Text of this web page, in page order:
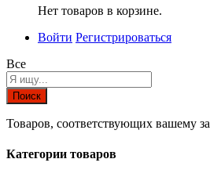
Нет товаров в корзине.
Войти Регистрироваться
Все
Поиск
Товаров, соответствующих вашему
Категории товаров